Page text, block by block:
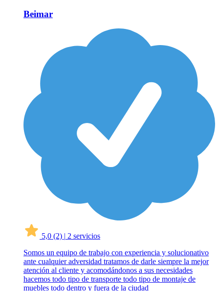
Beimar
5,0 (2) | 2 servicios
Somos un equipo de trabajo con experiencia y solucionativo
ante cualquier adversidad tratamos de darle siempre la mejor
atención al cliente y acomodándonos a sus necesidades
hacemos todo tipo de transporte todo tipo de montaje de
muebles todo dentro y fuera de la ciudad